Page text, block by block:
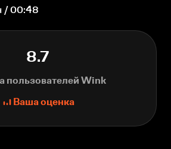
/ 00:48
8.7
пользователей Wink
Ваша оценка